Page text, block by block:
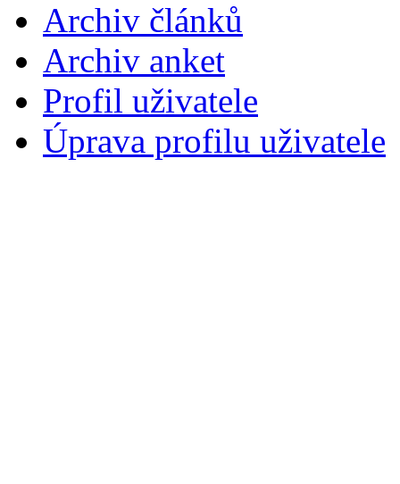
Archiv článků
Archiv anket
Profil uživatele
Úprava profilu uživatele